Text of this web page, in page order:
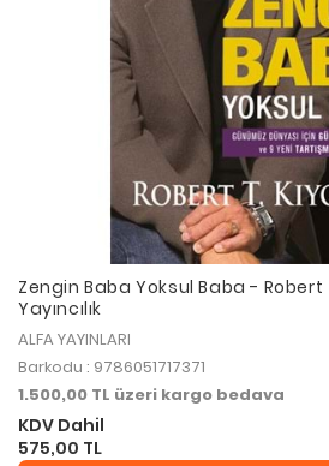
Zengin Baba Yoksul Baba - Robert
Yayıncılık
ALFA YAYINLARI
Barkodu : 9786051717371
1.500,00 TL üzeri kargo bedava
KDV Dahil
575,00 TL